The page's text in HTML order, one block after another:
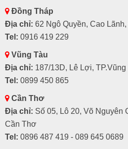
Đồng Tháp
Địa chỉ: 62 Ngô Quyền, Cao
Tel: 0916 419 229
Vũng Tàu
Địa chỉ: 187/13D, Lê Lợi, TP.Vũng
Tel: 0899 450 865
Cần Thơ
Địa chỉ: Số 05, Lô 20, Võ Nguyên
Cần Thơ
Tel: 0896 487 419 - 089 645 0689